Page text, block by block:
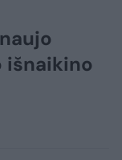
išnaikino